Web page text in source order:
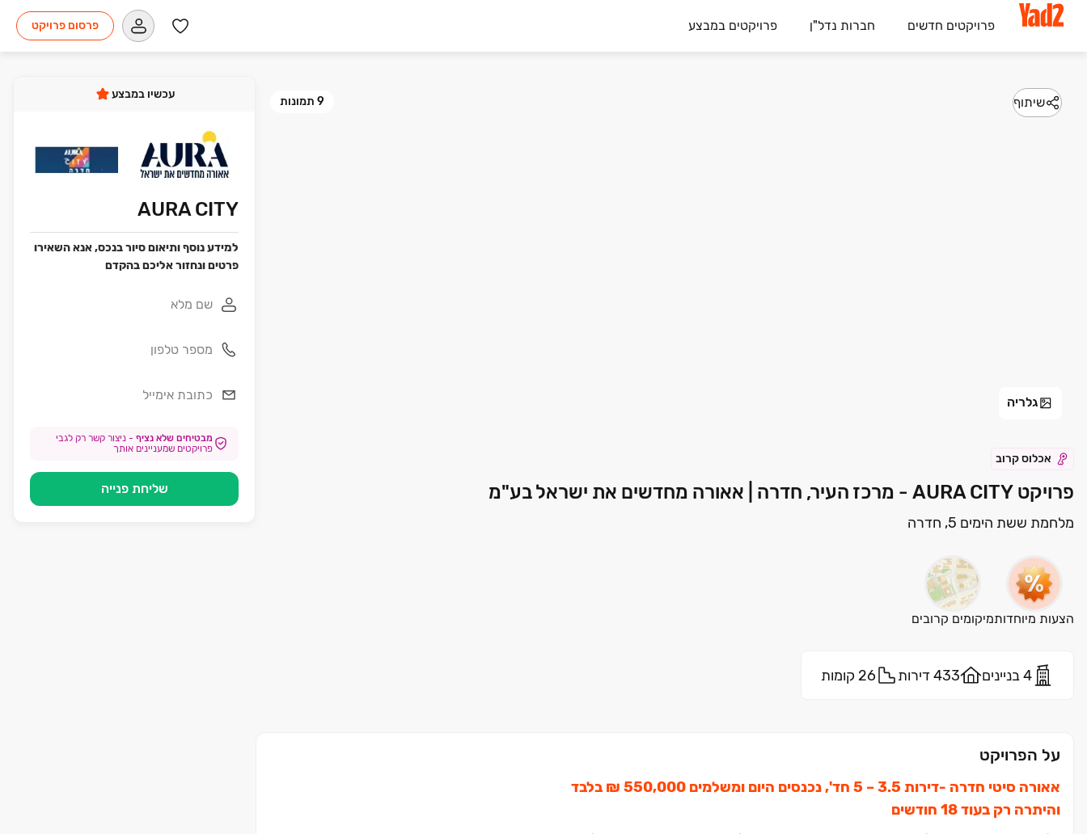
פרויקטים חדשים חברות נדל"ן פרויקטים במבצע פרסום פרויקט
9 תמונות שיתוף
גלריה
אכלוס קרוב
פרויקט AURA CITY - מרכז העיר, חדרה | אאורה מחדשים את ישראל בע"מ
מלחמת ששת הימים 5, חדרה
הצעות מיוחדותמיקומים קרובים
4 בניינים 433 דירות 26 קומות
על הפרויקט
אאורה סיטי חדרה ‏-דירות 3.5 ‏– ‏5 חד', נכנסים היום ומשלמים ‏550,000 ‏₪ בלבד
והיתרה רק בעוד ‏18 חודשים
עכשיו במבצע
AURA CITY
למידע נוסף ותיאום סיור בנכס, אנא השאירו
פרטים ונחזור אליכם בהקדם
מבטיחים שלא נציף - ניצור קשר רק לגבי
פרויקטים שמעניינים אותך
שליחת פנייה